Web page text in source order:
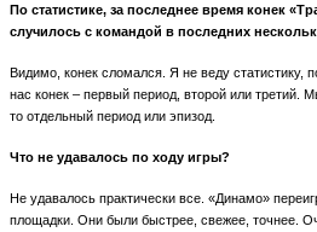
По статистике, за последнее время конек
случилось с командой в последних
Видимо, конек сломался. Я не веду статистику,
нас конек – первый период, второй или третий.
то отдельный период или эпизод.
Что не удавалось по ходу игры?
Не удавалось практически все. «Динамо»
площадки. Они были быстрее, свежее, точнее.